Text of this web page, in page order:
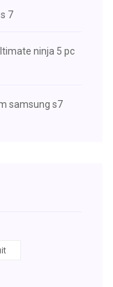
7
ninja 5 pc
samsung s7